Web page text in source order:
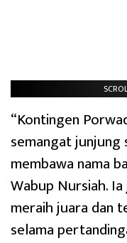
“Kontingen
semangat
membawa nama
Wabup Nursiah.
meraih juara dan
selama